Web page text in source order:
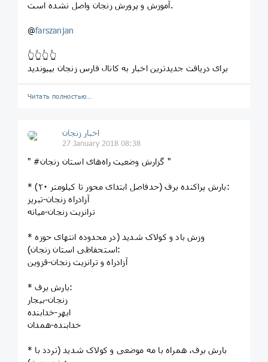
آموزش و پرورش زنجان واصل نشده است.
@farszanjan
👆👆👆👆
برای دریافت جدیدترین اخبار به کانال فارس زنجان بپیوندید
Читать полностью…
اخبار زنجان
27 January 2018 08:38
" #گزارش وضعیت راه‌های استان زنجان "
* بارش پراکنده برف (حدفاصل ابتدای محور تا کیلومتر ٢٠):
آزادراه زنجان-تبریز
ترانزیت زنجان-میانه
* وزش باد و کولاک شدید (در محدوده انتهای حوزه
استحفاظی استان زنجان):
آزادراه و ترانزیت زنجان-قزوین
* بارش برف:
زنجان-بیجار
ابهر-خدابنده
خدابنده-همدان
* بارش برف، همراه با مه موضعی و کولاک شدید (تردد با